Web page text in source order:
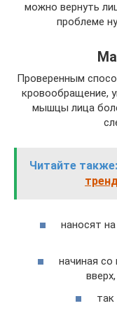
можно вернуть
проблеме
Проверенным
кровообращение,
мышцы лица
Читайте также:
наносят
начиная